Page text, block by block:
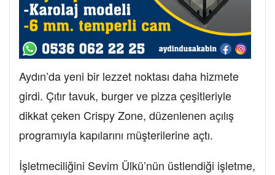
Aydın’da yeni bir lezzet noktası daha hizmete
girdi. Çıtır tavuk, burger ve pizza çeşitleriyle
dikkat çeken Crispy Zone, düzenlenen açılış
programıyla kapılarını müşterilerine açtı.
İşletmeciliğini Sevim Ülkü’nün üstlendiği işletme,